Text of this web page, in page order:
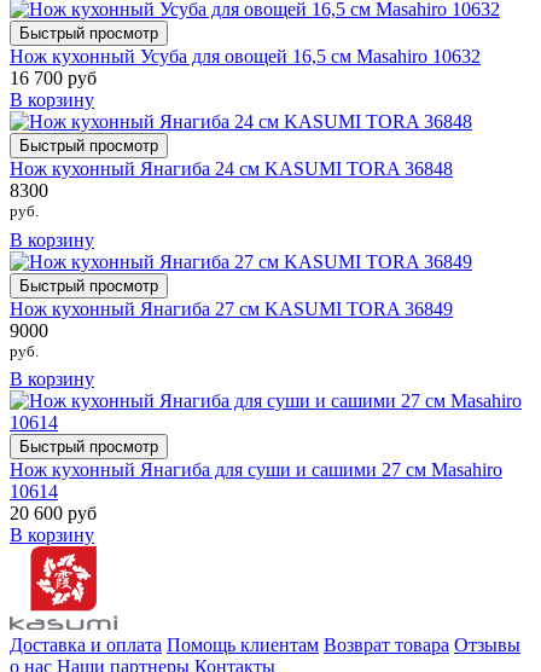
Быстрый просмотр
Нож кухонный Усуба для овощей 16,5 см Masahiro 10632
16 700 руб
В корзину
Быстрый просмотр
Нож кухонный Янагиба 24 см KASUMI TORA 36848
8300
руб.
В корзину
Быстрый просмотр
Нож кухонный Янагиба 27 см KASUMI TORA 36849
9000
руб.
В корзину
Быстрый просмотр
Нож кухонный Янагиба для суши и сашими 27 см Masahiro
10614
20 600 руб
В корзину
Доставка и оплата Помощь клиентам Возврат товара Отзывы
о нас Наши партнеры Контакты